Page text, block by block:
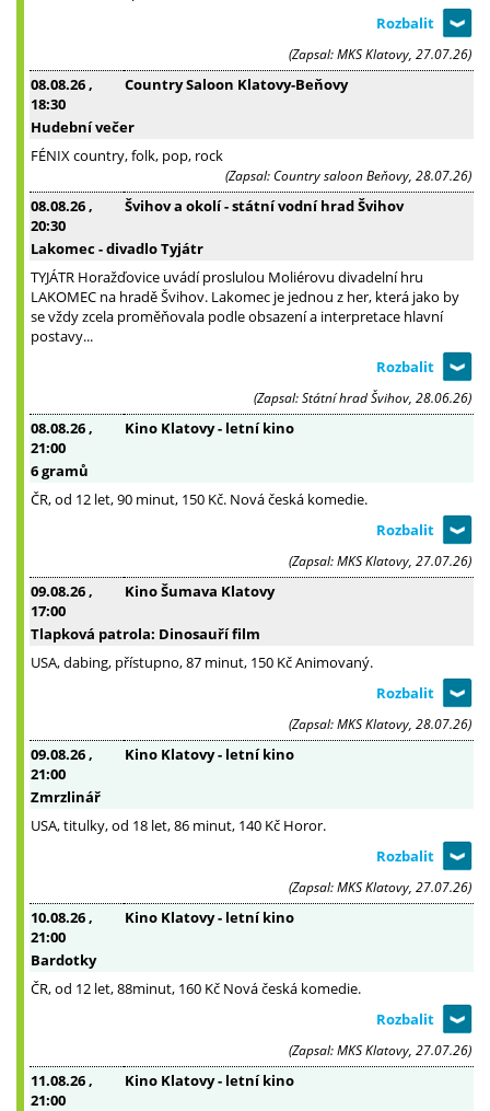
(Zapsal: MKS Klatovy, 27.07.26)
08.08.26 ,
18:30
Country Saloon Klatovy-Beňovy
Hudební večer
FÉNIX country, folk, pop, rock
(Zapsal: Country saloon Beňovy, 28.07.26)
08.08.26 ,
20:30
Švihov a okolí - státní vodní hrad Švihov
Lakomec - divadlo Tyjátr
TYJÁTR Horažďovice uvádí proslulou Moliérovu divadelní hru
LAKOMEC na hradě Švihov. Lakomec je jednou z her, která jako by
se vždy zcela proměňovala podle obsazení a interpretace hlavní
postavy...
(Zapsal: Státní hrad Švihov, 28.06.26)
08.08.26 ,
21:00
Kino Klatovy - letní kino
6 gramů
ČR, od 12 let, 90 minut, 150 Kč. Nová česká komedie.
(Zapsal: MKS Klatovy, 27.07.26)
09.08.26 ,
17:00
Kino Šumava Klatovy
Tlapková patrola: Dinosauří film
USA, dabing, přístupno, 87 minut, 150 Kč Animovaný.
(Zapsal: MKS Klatovy, 28.07.26)
09.08.26 ,
21:00
Kino Klatovy - letní kino
Zmrzlinář
USA, titulky, od 18 let, 86 minut, 140 Kč Horor.
(Zapsal: MKS Klatovy, 27.07.26)
10.08.26 ,
21:00
Kino Klatovy - letní kino
Bardotky
ČR, od 12 let, 88minut, 160 Kč Nová česká komedie.
(Zapsal: MKS Klatovy, 27.07.26)
11.08.26 ,
21:00
Kino Klatovy - letní kino